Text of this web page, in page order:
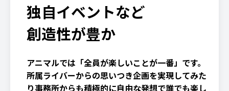
独自イベントなど
創造性が豊か
アニマルでは「全員が楽しいことが一番」です。
所属ライバーからの思いつき企画を実現してみた
り事務所からも積極的に自由な発想で誰でも楽し